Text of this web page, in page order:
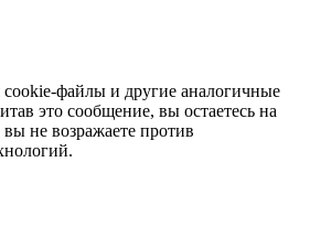
cookie-файлы и другие аналогичные
это сообщение, вы остаетесь на
вы не возражаете против